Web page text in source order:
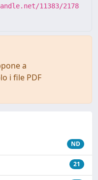
11383/2178
a
i file PDF
ND
21